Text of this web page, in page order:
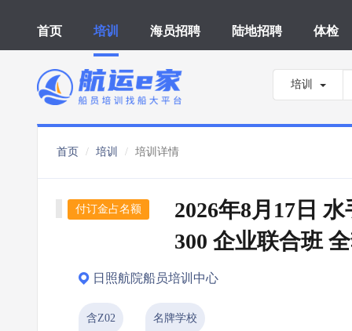
首页 培训 海员招聘 陆地招聘 体检
培训
首页 培训 培训详情
付订金占名额
2026年8月17日
300 企业联合班
日照航院船员培训中心
含Z02 名牌学校